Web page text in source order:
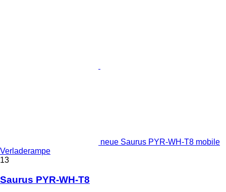
neue Saurus PYR-WH-T8 mobile
Verladerampe
13
Saurus PYR-WH-T8